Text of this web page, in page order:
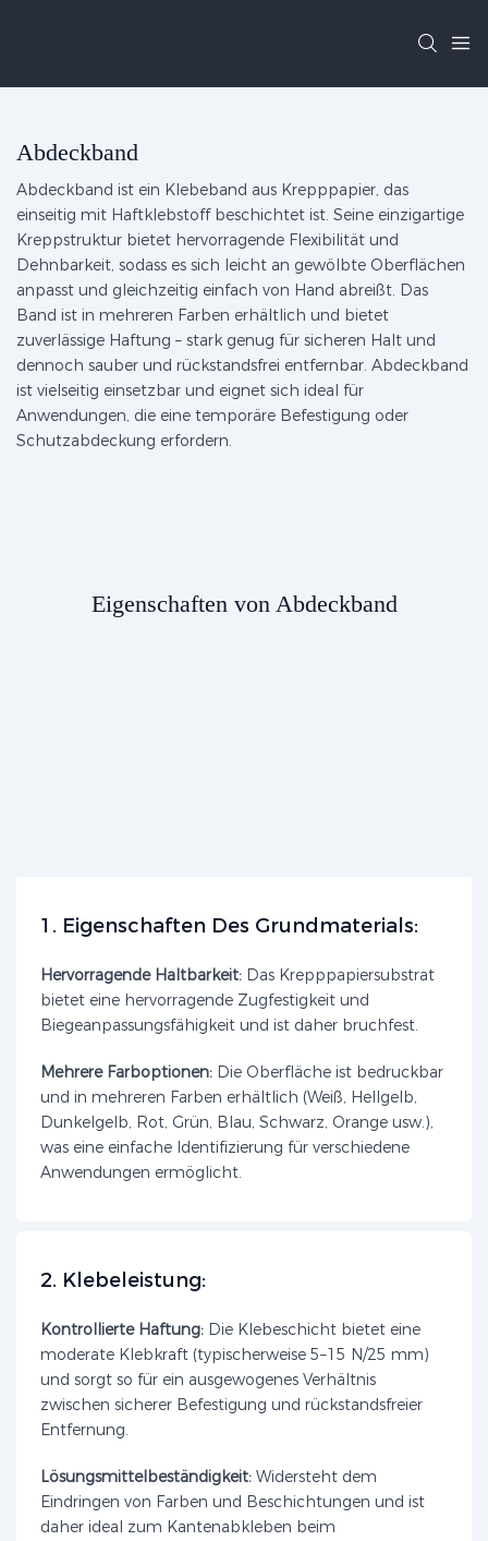
Abdeckband
Abdeckband ist ein Klebeband aus Krepppapier, das
einseitig mit Haftklebstoff beschichtet ist. Seine einzigartige
Kreppstruktur bietet hervorragende Flexibilität und
Dehnbarkeit, sodass es sich leicht an gewölbte Oberflächen
anpasst und gleichzeitig einfach von Hand abreißt. Das
Band ist in mehreren Farben erhältlich und bietet
zuverlässige Haftung – stark genug für sicheren Halt und
dennoch sauber und rückstandsfrei entfernbar. Abdeckband
ist vielseitig einsetzbar und eignet sich ideal für
Anwendungen, die eine temporäre Befestigung oder
Schutzabdeckung erfordern.
Eigenschaften von Abdeckband
1. Eigenschaften Des Grundmaterials:
Hervorragende Haltbarkeit: Das Krepppapiersubstrat
bietet eine hervorragende Zugfestigkeit und
Biegeanpassungsfähigkeit und ist daher bruchfest.
Mehrere Farboptionen: Die Oberfläche ist bedruckbar
und in mehreren Farben erhältlich (Weiß, Hellgelb,
Dunkelgelb, Rot, Grün, Blau, Schwarz, Orange usw.),
was eine einfache Identifizierung für verschiedene
Anwendungen ermöglicht.
2. Klebeleistung:
Kontrollierte Haftung: Die Klebeschicht bietet eine
moderate Klebkraft (typischerweise 5–15 N/25 mm)
und sorgt so für ein ausgewogenes Verhältnis
zwischen sicherer Befestigung und rückstandsfreier
Entfernung.
Lösungsmittelbeständigkeit: Widersteht dem
Eindringen von Farben und Beschichtungen und ist
daher ideal zum Kantenabkleben beim